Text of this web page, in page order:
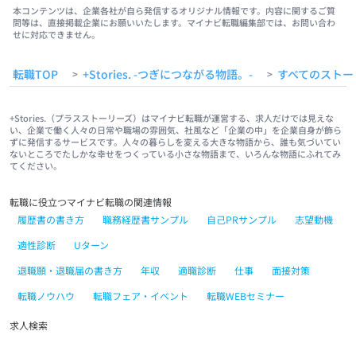
本コンテンツは、企業各社が自ら発信するオリジナル情報です。内容に関するご質
問等は、直接掲載企業にお願いいたします。マイナビ転職編集部では、お問い合わ
せに対応できません。
転職TOP > +Stories. -つぎにつながる物語。- > すべてのスト
+Stories.（プラスストーリーズ）はマイナビ転職が運営する、求人だけでは見えな
い、企業で働く人々の日常や職場の雰囲気、社風など「企業の中」を企業自身が飾ら
ずに発信するサービスです。人々の暮らしを変える大きな物語から、誰も気づいてい
ないところでたしかな幸せをつくっている小さな物語まで、いろんな物語にふれてみ
てください。
転職に役立つマイナビ転職の関連情報
履歴書の書き方
職務経歴書サンプル 自己PRサンプル
志望動機
適性診断
Uターン
退職願・退職届の書き方
年収 適職診断 仕事
面接対策
転職ノウハウ
転職フェア・イベント 転職WEBセミナー
求人検索